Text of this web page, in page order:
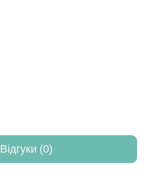
Відгуки (0)